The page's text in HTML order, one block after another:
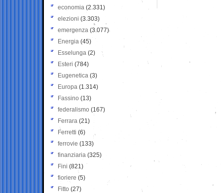
economia (2.331)
elezioni (3.303)
emergenza (3.077)
Energia (45)
Esselunga (2)
Esteri (784)
Eugenetica (3)
Europa (1.314)
Fassino (13)
federalismo (167)
Ferrara (21)
Ferretti (6)
ferrovie (133)
finanziaria (325)
Fini (821)
fioriere (5)
Fitto (27)